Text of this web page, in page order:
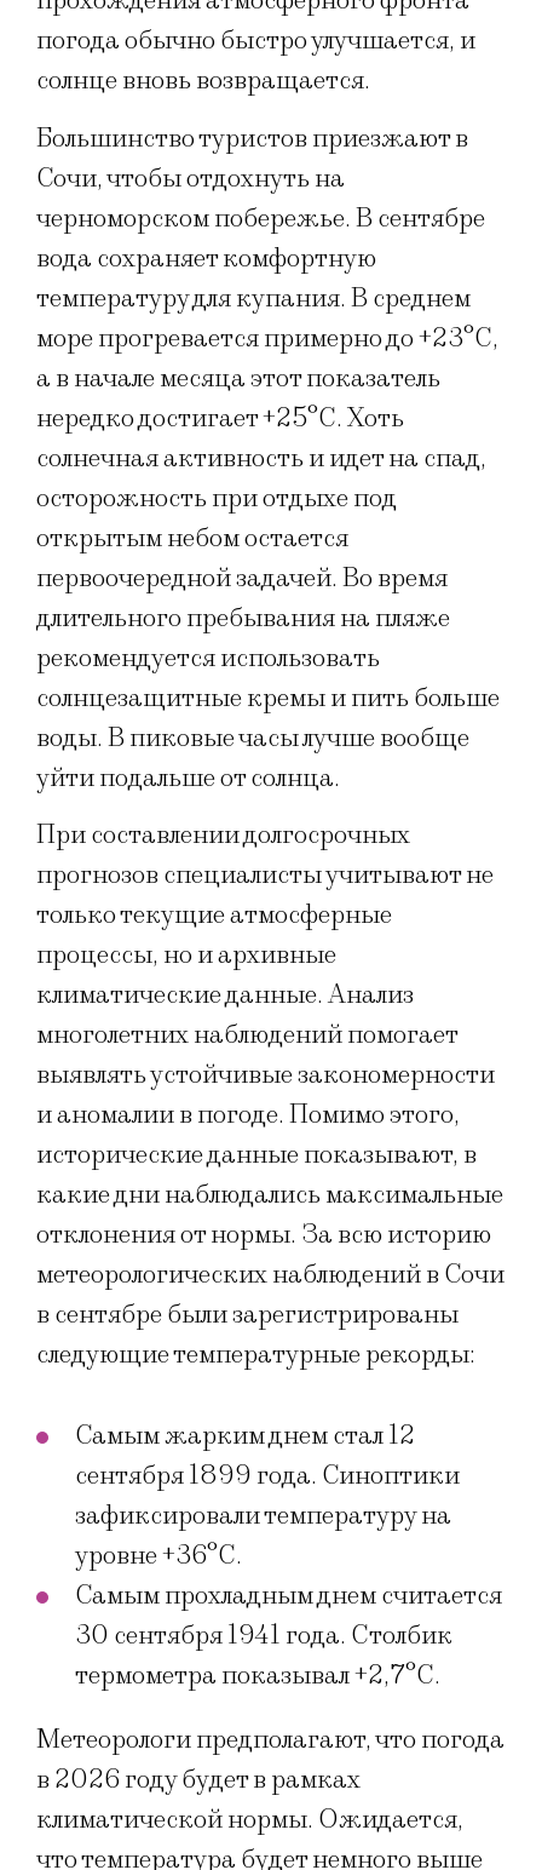
погода обычно быстро улучшается, и
солнце вновь возвращается.
Большинство туристов приезжают в
Сочи, чтобы отдохнуть на
черноморском побережье. В сентябре
вода сохраняет комфортную
температуру для купания. В среднем
море прогревается примерно до +23°C,
а в начале месяца этот показатель
нередко достигает +25°C. Хоть
солнечная активность и идет на спад,
осторожность при отдыхе под
открытым небом остается
первоочередной задачей. Во время
длительного пребывания на пляже
рекомендуется использовать
солнцезащитные кремы и пить больше
воды. В пиковые часы лучше вообще
уйти подальше от солнца.
При составлении долгосрочных
прогнозов специалисты учитывают не
только текущие атмосферные
процессы, но и архивные
климатические данные. Анализ
многолетних наблюдений помогает
выявлять устойчивые закономерности
и аномалии в погоде. Помимо этого,
исторические данные показывают, в
какие дни наблюдались максимальные
отклонения от нормы. За всю историю
метеорологических наблюдений в Сочи
в сентябре были зарегистрированы
следующие температурные рекорды:
Самым жарким днем стал 12
сентября 1899 года. Синоптики
зафиксировали температуру на
уровне +36°C.
Самым прохладным днем считается
30 сентября 1941 года. Столбик
термометра показывал +2,7°C.
Метеорологи предполагают, что погода
в 2026 году будет в рамках
климатической нормы. Ожидается,
что температура будет немного выше